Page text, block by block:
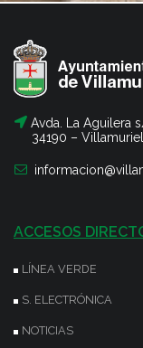
Avda. La Aguilera
34190 –
ACCESOS
LÍNEA VERDE
S. ELECTRÓNICA
NOTICIAS